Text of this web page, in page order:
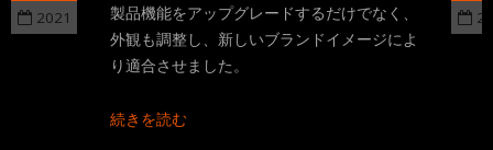
2021
製品機能をアップグレードするだけでなく、
外観も調整し、新しいブランドイメージによ
り適合させました。
続きを読む